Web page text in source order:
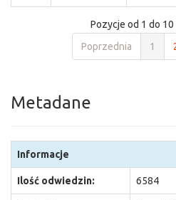
Pozycje od 1 do 10
Poprzednia
1
Metadane
Informacje
Ilość odwiedzin: 6584